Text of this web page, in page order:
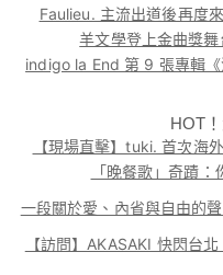
Faulieu. 主流出道後再度
羊文學登上金曲獎
indigo la End 第 9 張專輯
HOT
【現場直擊】tuki. 首次海
「晚餐歌」奇蹟
一段關於愛、內省與自由的
【訪問】AKASAKI 快閃台